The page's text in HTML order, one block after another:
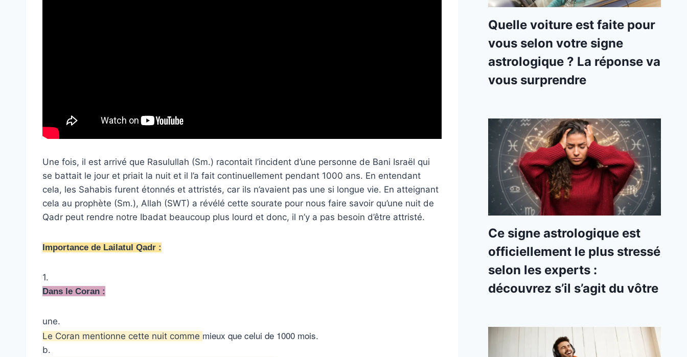
Une fois, il est arrivé que Rasulullah (Sm.) racontait l’incident d’une personne de Bani Israël qui
se battait le jour et priait la nuit et il l’a fait continuellement pendant 1000 ans. En entendant
cela, les Sahabis furent étonnés et attristés, car ils n’avaient pas une si longue vie. En atteignant
cela au prophète (Sm.), Allah (SWT) a révélé cette sourate pour nous faire savoir qu’une nuit de
Qadr peut rendre notre Ibadat beaucoup plus lourd et donc, il n’y a pas besoin d’être attristé.
Importance de Lailatul Qadr :
1.
Dans le Coran :
une.
Le Coran mentionne cette nuit comme mieux que celui de 1000 mois.
b.
Quelle voiture est faite pour
vous selon votre signe
astrologique ? La réponse va
vous surprendre
Ce signe astrologique est
officiellement le plus stressé
selon les experts :
découvrez s’il s’agit du vôtre